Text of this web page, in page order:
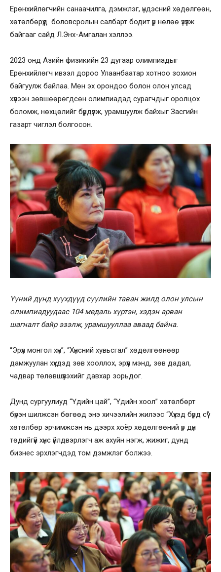
Ерөнхийлөгчийн санаачилга, дэмжлэг, үндэсний хөдөлгөөн,
хөтөлбөрүүд боловсролын салбарт бодит үр нөлөө үзүүлж
байгааг сайд Л.Энх-Амгалан хэллээ.
2023 онд Азийн физикийн 23 дугаар олимпиадыг
Ерөнхийлөгч ивээл дороо Улаанбаатар хотноо зохион
байгуулж байлаа. Мөн эх орондоо болон олон улсад
хүлээн зөвшөөрөгдсөн олимпиадад сурагчдыг оролцох
боломж, нөхцөлийг бүрдүүлж, урамшуулж байхыг Засгийн
газарт чиглэл болгосон.
Үүний дүнд хүүхдүүд сүүлийн таван жилд олон улсын
олимпиадуудаас 104 медаль хүртэн, хэдэн арван
шагналт байр эзэлж, урамшууллаа аваад байна.
“Эрүүл монгол хүн”, “Хүнсний хувьсгал” хөдөлгөөнөөр
дамжуулан хүүхдэд зөв хооллох, эрүүл мэнд, зөв дадал,
чадвар төлөвшүүлэхийг давхар зорьдог.
Дунд сургуулиуд “Үдийн цай”, “Үдийн хоол” хөтөлбөрт
бүрэн шилжсэн бөгөөд энэ хичээлийн жилээс “Хүүхэд бүрд сүү”
хөтөлбөр эрчимжсэн нь дээрх хоёр хөдөлгөөний үр дүн
төдийгүй хүнс үйлдвэрлэгч аж ахуйн нэгж, жижиг, дунд
бизнес эрхлэгчдэд том дэмжлэг болжээ.